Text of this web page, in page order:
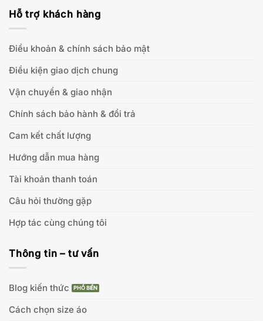
Hỗ trợ khách hàng
Điều khoản & chính sách bảo mật
Điều kiện giao dịch chung
Vận chuyển & giao nhận
Chính sách bảo hành & đổi trả
Cam kết chất lượng
Hướng dẫn mua hàng
Tài khoản thanh toán
Câu hỏi thường gặp
Hợp tác cùng chúng tôi
Thông tin – tư vấn
Blog kiến thức
Cách chọn size áo